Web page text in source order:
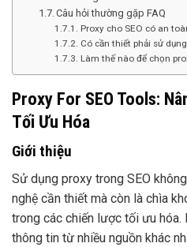
Câu hỏi thường gặp FAQ
Proxy cho SEO có an
Có cần thiết phải sử
Làm thế nào để chọn
Proxy For SEO Tools:
Tối Ưu Hóa
Giới thiệu
Sử dụng proxy trong SEO
nghệ cần thiết mà còn là chìa
trong các chiến lược tối ưu
thông tin từ nhiều nguồn khác